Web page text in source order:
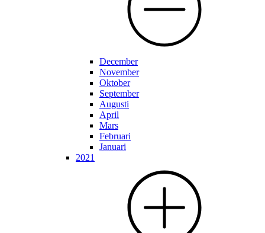
December
November
Oktober
September
Augusti
April
Mars
Februari
Januari
2021